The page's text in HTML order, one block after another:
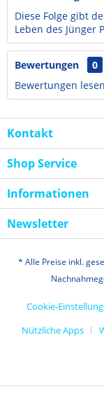
Diese Folge gibt
Leben des Jünger
Bewertungen
0
Bewertungen
Kontakt
Shop Service
Informationen
Newsletter
* Alle Preise inkl.
Cookie-
Nützliche Apps